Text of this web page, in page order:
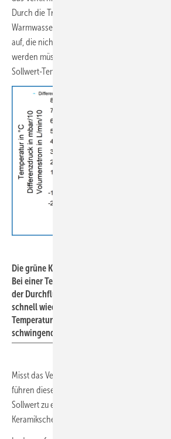
Durch die Trinkwasserentnahme (höherer
Warmwasserleitung) treten immer wieder
auf, die nicht durch eine Anpassung des
werden müssen. Deshalb gleicht das AquaVip
Sollwert-Temperaturen nur in einem Intervall
Die grüne Kurve gibt das Regelverhalten des
Bei einer Temperaturerhöhung, die länger
der Durchfluss deutlich reduziert, und der
schnell wieder erreicht. Bei einer kurzzeitigen
Temperaturerhöhung reagiert das Ventil
schwingendes Regelverhalten.
Misst das Ventil hingegen
führen diese „bei einer deutlichen
Sollwert zu einer hohen Änderung im
Keramikscheiben, so der Prüfbericht des